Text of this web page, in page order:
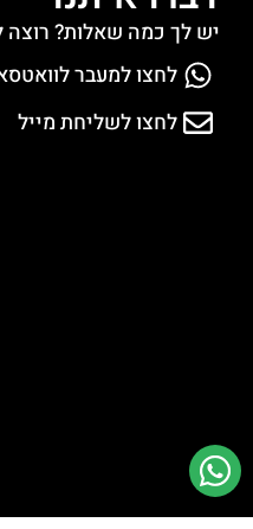
יש לך כמה שאלות? רוצה
לחצו למעבר
לחצו לשליחת מייל